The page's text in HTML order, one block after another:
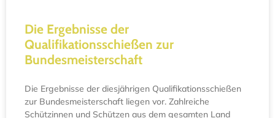
Die Ergebnisse der
Qualifikationsschießen zur
Bundesmeisterschaft
Die Ergebnisse der diesjährigen Qualifikationsschießen
zur Bundesmeisterschaft liegen vor. Zahlreiche
Schützinnen und Schützen aus dem gesamten Land